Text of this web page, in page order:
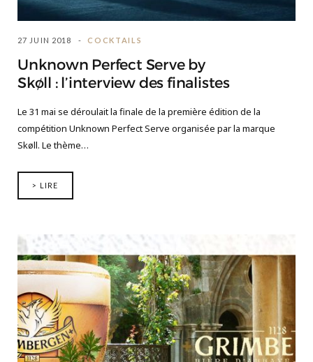
27 JUIN 2018 COCKTAILS
Unknown Perfect Serve by
Skøll : l’interview des finalistes
Le 31 mai se déroulait la finale de la première édition de la
compétition Unknown Perfect Serve organisée par la marque
Skøll. Le thème…
> LIRE